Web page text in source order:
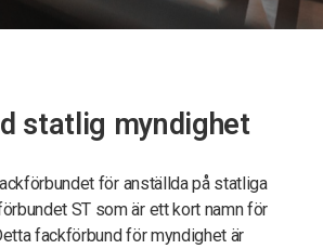
statlig myndighet
för anställda på statliga
ST som är ett kort namn för
fackförbund för myndighet är